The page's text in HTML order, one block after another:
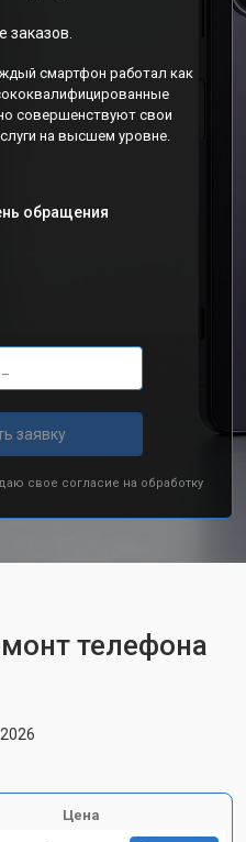
заказов.
смартфон работал как
совершенствуют свои
на высшем уровне.
обращения
заявку
свое согласие на обработку
телефона
Цена